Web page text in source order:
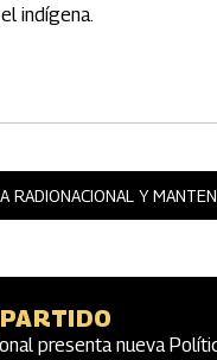
indígena.
RADIONACIONAL Y
presenta nueva